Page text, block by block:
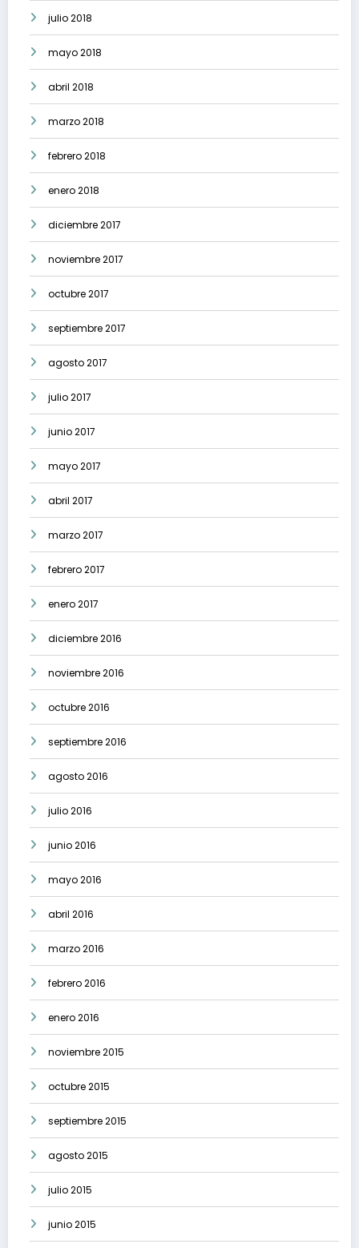
julio 2018
mayo 2018
abril 2018
marzo 2018
febrero 2018
enero 2018
diciembre 2017
noviembre 2017
octubre 2017
septiembre 2017
agosto 2017
julio 2017
junio 2017
mayo 2017
abril 2017
marzo 2017
febrero 2017
enero 2017
diciembre 2016
noviembre 2016
octubre 2016
septiembre 2016
agosto 2016
julio 2016
junio 2016
mayo 2016
abril 2016
marzo 2016
febrero 2016
enero 2016
noviembre 2015
octubre 2015
septiembre 2015
agosto 2015
julio 2015
junio 2015